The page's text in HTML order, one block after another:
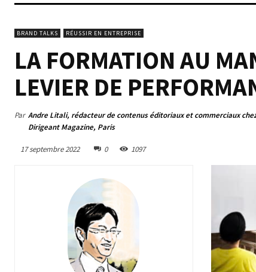
BRAND TALKS RÉUSSIR EN ENTREPRISE
LA FORMATION AU
LEVIER DE
Par Andre Litali, rédacteur de contenus éditoriaux et commerciaux
Dirigeant Magazine, Paris
17 septembre 2022 0 1097